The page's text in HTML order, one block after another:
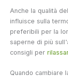
Anche la qualità
influisce sulla
preferibili per la
saperne di più
consigli per
Quando cambiare